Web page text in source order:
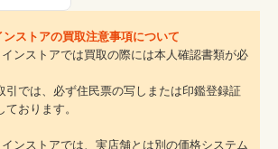
ストアの買取注意事項について
インストアでは買取の際には本人確認書類が必
では、必ず住民票の写しまたは印鑑登録証
おります。
ンストアでは、実店舗とは別の価格システム